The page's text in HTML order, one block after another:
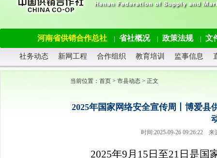
河南省供销合作总社 省社概况 政策法规 文
社务动态 新网工程 合作组织 教育培训 监事信息
当前位置： 首页 > 市县动态 > 正文
2025年国家网络安全宣传周丨博爱
时间:2025-09-26 09:26:22
2025年9月15日至21日是国